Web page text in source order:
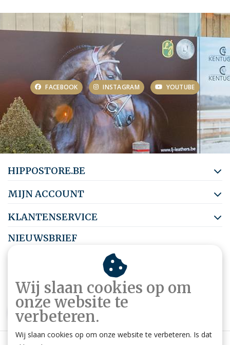
FACEBOOK INSTAGRAM YOUTUBE
HIPPOSTORE.BE
MIJN ACCOUNT
KLANTENSERVICE
NIEUWSBRIEF
Abonneer je op onze nieuwsbrief om op de hoogte te blijven.
ABONNEER
Wij slaan cookies op om
onze website te
verbeteren.
Wij slaan cookies op om onze website te verbeteren. Is dat